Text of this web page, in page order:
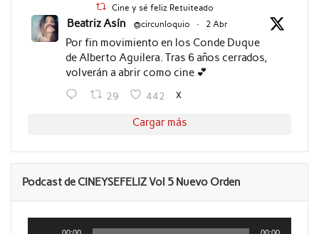
Cine y sé feliz Retuiteado
Beatriz Asín @circunloquio · 2 Abr
Por fin movimiento en los Conde Duque
de Alberto Aguilera. Tras 6 años cerrados,
volverán a abrir como cine 💕
29 442 X
Cargar más
Podcast de CINEYSEFELIZ Vol 5 Nuevo Orden
Reproductor